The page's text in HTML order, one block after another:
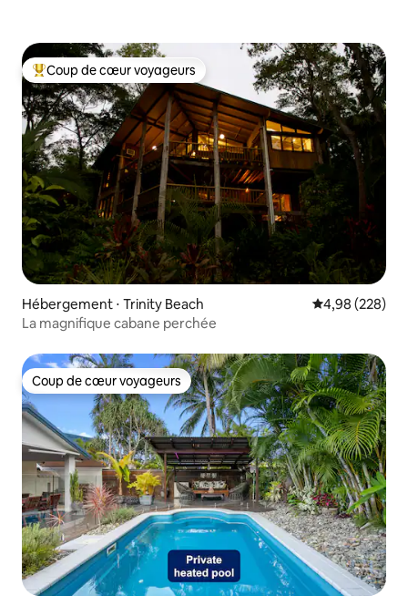
Coups de cœur voyageurs les plus appréciés
Coup de cœur voyageurs
Hébergement ⋅ Trinity Beach Évaluation
4,98 (228)
La magnifique cabane perchée
Coup de cœur voyageurs
Coup de cœur voyageurs